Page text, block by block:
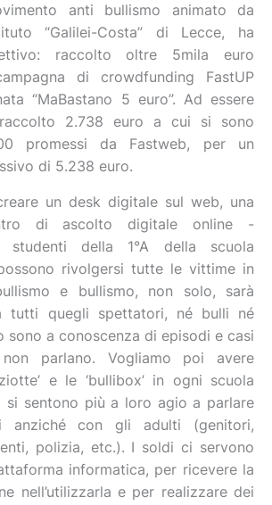
anti bullismo animato da
“Galilei-Costa” di Lecce, ha
raccolto oltre 5mila euro
di crowdfunding FastUP
“MaBastano 5 euro”. Ad essere
2.738 euro a cui si sono
promessi da Fastweb, per un
di 5.238 euro.
un desk digitale sul web, una
di ascolto digitale online -
studenti della 1°A della scuola
rivolgersi tutte le vittime in
e bullismo, non solo, sarà
tutti quegli spettatori, né bulli né
sono a conoscenza di episodi e casi
parlano. Vogliamo poi avere
e le ‘bullibox’ in ogni scuola
si sentono più a loro agio a parlare
anziché con gli adulti (genitori,
polizia, etc.). I soldi ci servono
informatica, per ricevere la
nell’utilizzarla e per realizzare dei